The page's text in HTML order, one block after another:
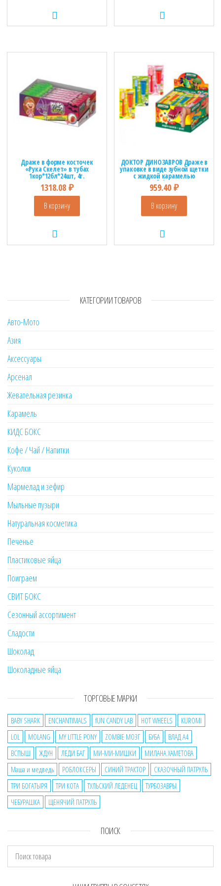
Драже в форме косточек
«Рука Скелет» в тубах
1кор*12бл*24шт, 4г.
1318.08 ₽
В корзину
ДОКТОР ДИНОЗАВРОВ Драже в
упаковке в виде зубной щетки
с жидкой карамелью
1кор*24бл*30шт, 10гр
959.40₽
В корзину
КАТЕГОРИИ ТОВАРОВ
Авто-Мото
Азия
Аксессуары
Арсенал
Жевательная резинка
Карамель
КИДС БОКС
Кофе / Чай / Напитки
Куколки
Мармелад и зефир
Мыльные пузыри
Натуральная косметика
Печенье
Пластиковые яйца
Поиграем
СВИТ БОКС
Сезонный ассортимент
Сладости
Шоколад
Шоколадные яйца
ТОРГОВЫЕ МАРКИ
BABY SHARK ENCHANTIMALS fUN CANDY LAB HOT WHEELS
KUROMI
LOL
MOLANG MY LITTLE PONY ZOMBIE МОЗГ БУБА
ВЛАД А4
ВСПЫШ
ЖДУН ЛЕДИ БАГ МИ-МИ-МИШКИ
МИЛАНА ХАМЕТОВА
Маша и медведь
РОБЛОКСЕРЫ СИНИЙ ТРАКТОР
СКАЗОЧНЫЙ ПАТРУЛЬ
ТРИ БОГАТЫРЯ
ТРИ КОТА ТУЛЬСКИЙ ЛЕДЕНЕЦ
ТУРБОЗАВРЫ
ЧЕБУРАШКА
ЩЕНЯЧИЙ ПАТРУЛЬ
ПОИСК